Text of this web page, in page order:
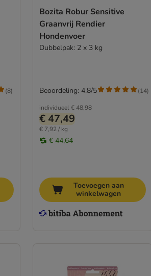
(8)
Bozita Robur Sensitive
Graanvrij Rendier
Hondenvoer
Dubbelpak: 2 x 3 kg
individueel € 48,98
€ 47,49
€ 7,92 / kg
€ 44,64
Beoordeling: 4.8/5 (14)
Toevoegen aan
winkelwagen